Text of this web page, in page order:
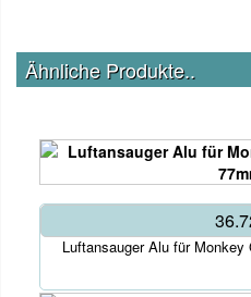
Ähnliche Produkte..
Luftansauger Alu für